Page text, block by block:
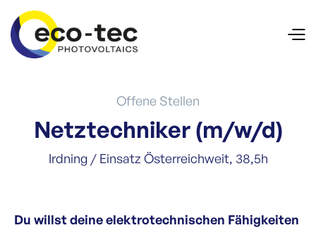
Offene Stellen
Netztechniker (m/w/d)
Irdning / Einsatz Österreichweit, 38,5h
Du willst deine elektrotechnischen Fähigkeiten